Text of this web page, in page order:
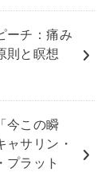
ーチ：痛み
則と瞑想
今この瞬
サリン・
プラット